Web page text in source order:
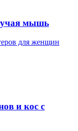
мышь
для женщин
и кос с